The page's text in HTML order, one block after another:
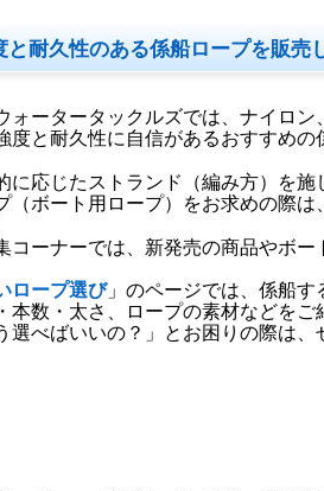
と耐久性のある係船ロープを販売
ォータータックルズでは、ナイロ
度と耐久性に自信があるおすすめの
に応じたストランド（編み方）を
（ボート用ロープ）をお求めの際
コーナーでは、新発売の商品やボ
ロープ選び」のページでは、係船す
本数・太さ、ロープの素材などを
選べばいいの？」とお困りの際は、